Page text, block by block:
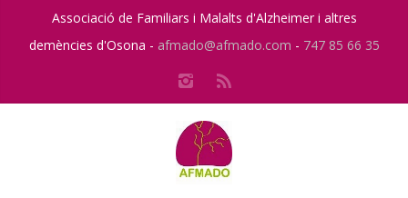
Associació de Familiars i Malalts d'Alzheimer i altres
demències d'Osona - afmado@afmado.com - 747 85 66 35